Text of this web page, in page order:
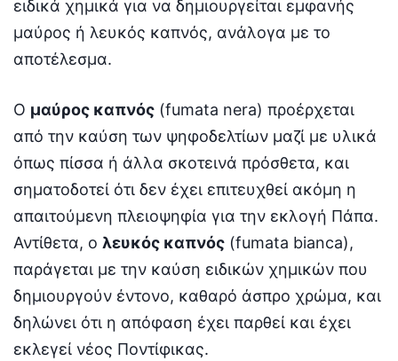
ειδικά χημικά για να δημιουργείται εμφανής
μαύρος ή λευκός καπνός, ανάλογα με το
αποτέλεσμα.
Ο μαύρος καπνός (fumata nera) προέρχεται
από την καύση των ψηφοδελτίων μαζί με υλικά
όπως πίσσα ή άλλα σκοτεινά πρόσθετα, και
σηματοδοτεί ότι δεν έχει επιτευχθεί ακόμη η
απαιτούμενη πλειοψηφία για την εκλογή Πάπα.
Αντίθετα, ο λευκός καπνός (fumata bianca),
παράγεται με την καύση ειδικών χημικών που
δημιουργούν έντονο, καθαρό άσπρο χρώμα, και
δηλώνει ότι η απόφαση έχει παρθεί και έχει
εκλεγεί νέος Ποντίφικας.